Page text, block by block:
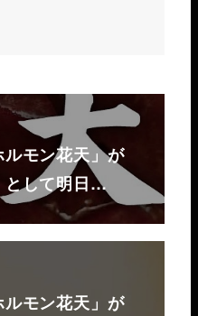
モン花天」が
として明日…
モン花天」が